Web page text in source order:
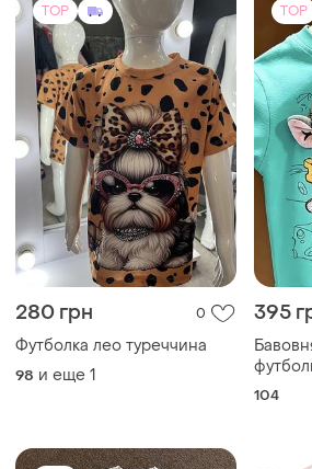
TOP
280 грн 0
Футболка лео туреччина
98 и еще 1
TOP
395
104